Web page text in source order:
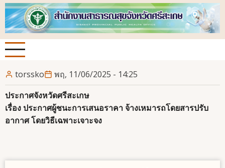
ข้าม
ไป
ยัง
เนื้อหา
หลัก
torssko
พฤ, 11/06/2025 - 14:25
ประกาศจังหวัดศรีสะเกษ
เรื่อง ประกาศผู้ชนะการเสนอราคา จ้างเหมารถโดยสารปรับ
อากาศ โดยวิธีเฉพาะเจาะจง